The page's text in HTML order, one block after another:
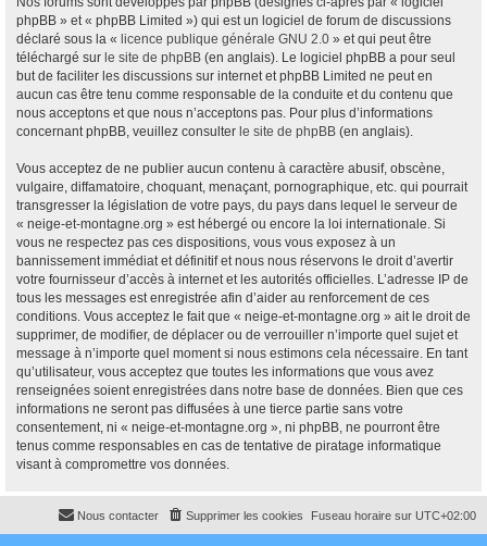
phpBB » et « phpBB Limited ») qui est un logiciel de forum de discussions
déclaré sous la « licence publique générale GNU 2.0 » et qui peut être
téléchargé sur le site de phpBB (en anglais). Le logiciel phpBB a pour seul
but de faciliter les discussions sur internet et phpBB Limited ne peut en
aucun cas être tenu comme responsable de la conduite et du contenu que
nous acceptons et que nous n’acceptons pas. Pour plus d’informations
concernant phpBB, veuillez consulter le site de phpBB (en anglais).
Vous acceptez de ne publier aucun contenu à caractère abusif, obscène,
vulgaire, diffamatoire, choquant, menaçant, pornographique, etc. qui pourrait
transgresser la législation de votre pays, du pays dans lequel le serveur de
« neige-et-montagne.org » est hébergé ou encore la loi internationale. Si
vous ne respectez pas ces dispositions, vous vous exposez à un
bannissement immédiat et définitif et nous nous réservons le droit d’avertir
votre fournisseur d’accès à internet et les autorités officielles. L’adresse IP de
tous les messages est enregistrée afin d’aider au renforcement de ces
conditions. Vous acceptez le fait que « neige-et-montagne.org » ait le droit de
supprimer, de modifier, de déplacer ou de verrouiller n’importe quel sujet et
message à n’importe quel moment si nous estimons cela nécessaire. En tant
qu’utilisateur, vous acceptez que toutes les informations que vous avez
renseignées soient enregistrées dans notre base de données. Bien que ces
informations ne seront pas diffusées à une tierce partie sans votre
consentement, ni « neige-et-montagne.org », ni phpBB, ne pourront être
tenus comme responsables en cas de tentative de piratage informatique
visant à compromettre vos données.
Fuseau horaire sur UTC+02:00
Supprimer les cookies
Nous contacter